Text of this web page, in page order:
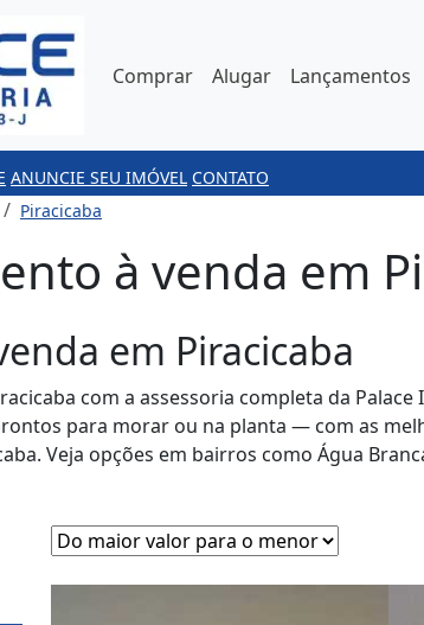
Comprar Alugar Lançamentos
ANUNCIE SEU IMÓVEL CONTATO
Piracicaba
à venda em
em Piracicaba
com a assessoria completa da
para morar ou na planta — com as
Veja opções em bairros como Água